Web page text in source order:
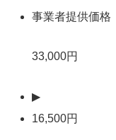
事業者提供価格
33,000円
▶
16,500円